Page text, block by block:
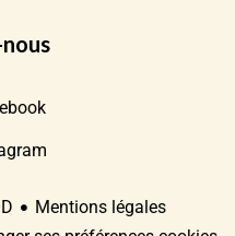
Mentions légales